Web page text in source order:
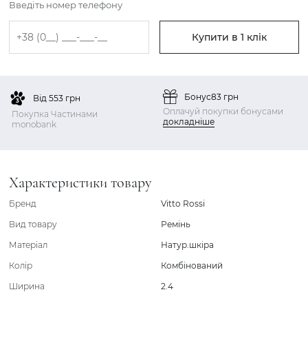
Введіть номер телефону
Купити в 1 клік
Від 553 грн
Покупка Частинами
monobank
Бонус83 грн
Оплачуй покупки бонусами
докладніше
Характеристики товару
Бренд
Vitto Rossi
Вид товару
Ремінь
Матеріал
Натур.шкіра
Колір
Комбінований
Ширина
2.4